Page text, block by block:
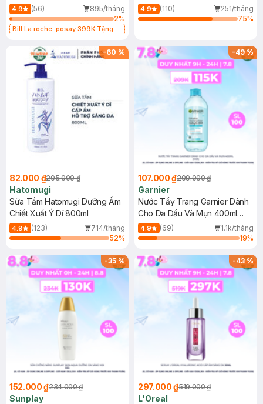
Dụng 40ml
4.9 (56)
895/tháng
2%
Bill La roche-posay 399K Tặng
(SL có hạn)
40ml
4.9 (110)
251/tháng
75%
-60 %
82.000 ₫205.000 ₫
Hatomugi
Sữa Tắm Hatomugi Dưỡng Ẩm
Chiết Xuất Ý Dĩ 800ml
4.9 (123)
714/tháng
52%
-49%
107.000 ₫209.000 ₫
Garnier
Nước Tẩy Trang Garnier Dành
Cho Da Dầu Và Mụn 400ml
(Mới)
4.9 (69)
1.1k/tháng
19%
-35%
152.000 ₫234.000 ₫
Sunplay
-43%
297.000 ₫519.000 ₫
L'Oreal